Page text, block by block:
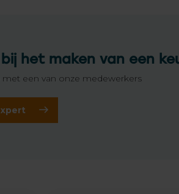
het maken van een
een van onze medewerkers